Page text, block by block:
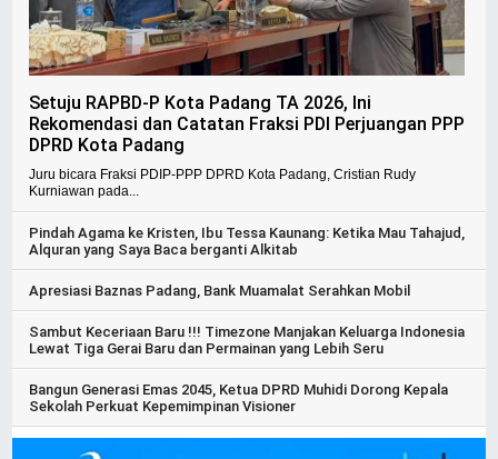
Setuju RAPBD-P Kota Padang TA 2026, Ini
Rekomendasi dan Catatan Fraksi PDI Perjuangan PPP
DPRD Kota Padang
Juru bicara Fraksi PDIP-PPP DPRD Kota Padang, Cristian Rudy
Kurniawan pada...
Pindah Agama ke Kristen, Ibu Tessa Kaunang: Ketika Mau Tahajud,
Alquran yang Saya Baca berganti Alkitab
Apresiasi Baznas Padang, Bank Muamalat Serahkan Mobil
Sambut Keceriaan Baru !!! Timezone Manjakan Keluarga Indonesia
Lewat Tiga Gerai Baru dan Permainan yang Lebih Seru
Bangun Generasi Emas 2045, Ketua DPRD Muhidi Dorong Kepala
Sekolah Perkuat Kepemimpinan Visioner